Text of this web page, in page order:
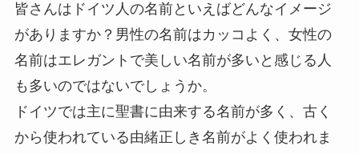
皆さんはドイツ人の名前といえばどんなイメージ
がありますか？男性の名前はカッコよく、女性の
名前はエレガントで美しい名前が多いと感じる人
も多いのではないでしょうか。
ドイツでは主に聖書に由来する名前が多く、古く
から使われている由緒正しき名前がよく使われま